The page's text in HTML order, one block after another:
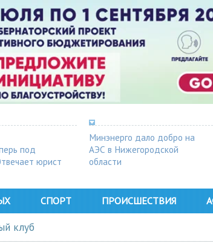
под
юрист
Минэнерго дало добро на
АЭС в Нижегородской
области
СПОРТ ПРОИСШЕСТВИЯ
клуб